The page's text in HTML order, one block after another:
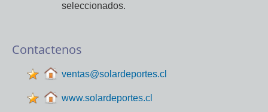
seleccionados.
Contactenos
ventas@solardeportes.cl
www.solardeportes.cl